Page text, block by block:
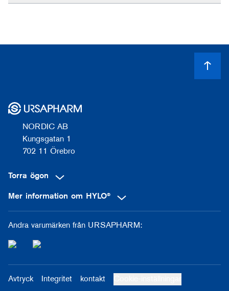
NORDIC AB
Kungsgatan 1
702 11 Örebro
Torra ögon
Mer information om HYLO®
Andra varumärken från URSAPHARM:
Avtryck Integritet kontakt